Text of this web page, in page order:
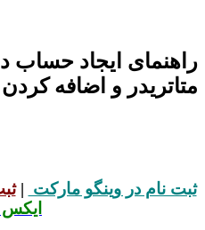
راهنمای ایجاد حساب
متاتریدر و اضافه
ثبت نام در وینگو مارکت |